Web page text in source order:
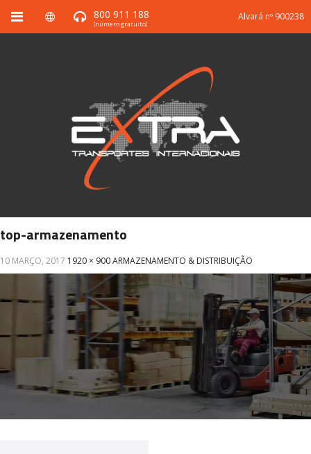
800 911 188
(número gratuito)
Alvará nº 900238
top-armazenamento
10 MARÇO, 2017 1920 × 900ARMAZENAMENTO & DISTRIBUIÇÃO